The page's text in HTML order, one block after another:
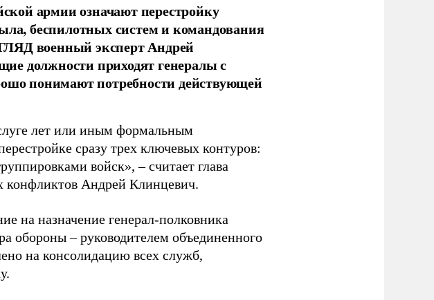
армии означают перестройку
беспилотных систем и командования
военный эксперт Андрей
должности приходят генералы с
понимают потребности действующей
лет или иным формальным
сразу трех ключевых контуров:
войск», – считает глава
конфликтов Андрей Клинцевич.
на назначение генерал-полковника
обороны – руководителем объединенного
на консолидацию всех служб,